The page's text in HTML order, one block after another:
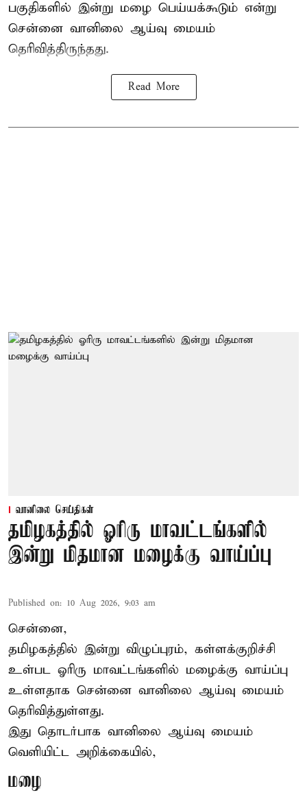
பகுதிகளில் இன்று மழை பெய்யக்கூடும் என்று
சென்னை வானிலை ஆய்வு மையம்
தெரிவித்திருந்தது.
Read More
வானிலை செய்திகள்
தமிழகத்தில் ஓரிரு மாவட்டங்களில்
இன்று மிதமான மழைக்கு வாய்ப்பு
Published on: 10 Aug 2026, 9:03 am
சென்னை,
தமிழகத்தில் இன்று விழுப்புரம், கள்ளக்குறிச்சி
உள்பட ஓரிரு மாவட்டங்களில் மழைக்கு வாய்ப்பு
உள்ளதாக சென்னை வானிலை ஆய்வு மையம்
தெரிவித்துள்ளது.
இது தொடர்பாக வானிலை ஆய்வு மையம்
வெளியிட்ட அறிக்கையில்,
மழை